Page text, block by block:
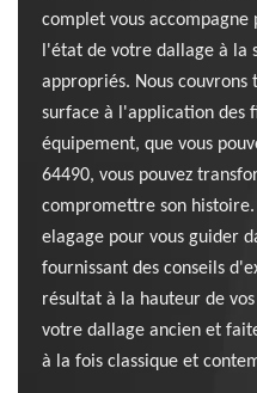
complet vous accompagne
l'état de votre dallage à la
appropriés. Nous
surface à l'application des
équipement, que vous
64490, vous pouvez
compromettre son histoire.
elagage pour vous guider
fournissant des conseils
résultat à la hauteur de
votre dallage ancien et
à la fois classique et